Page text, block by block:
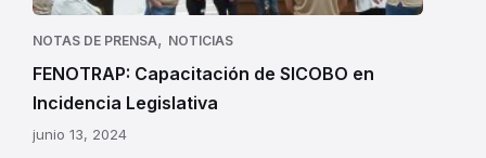
NOTAS DE PRENSA, NOTICIAS
FENOTRAP: Capacitación de SICOBO en
Incidencia Legislativa
junio 13, 2024